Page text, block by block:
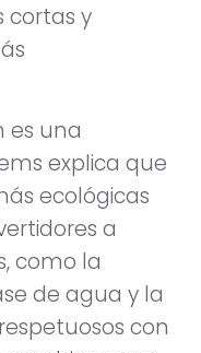
cortas y
es una
explica que
ecológicas
a
como la
de agua y la
con